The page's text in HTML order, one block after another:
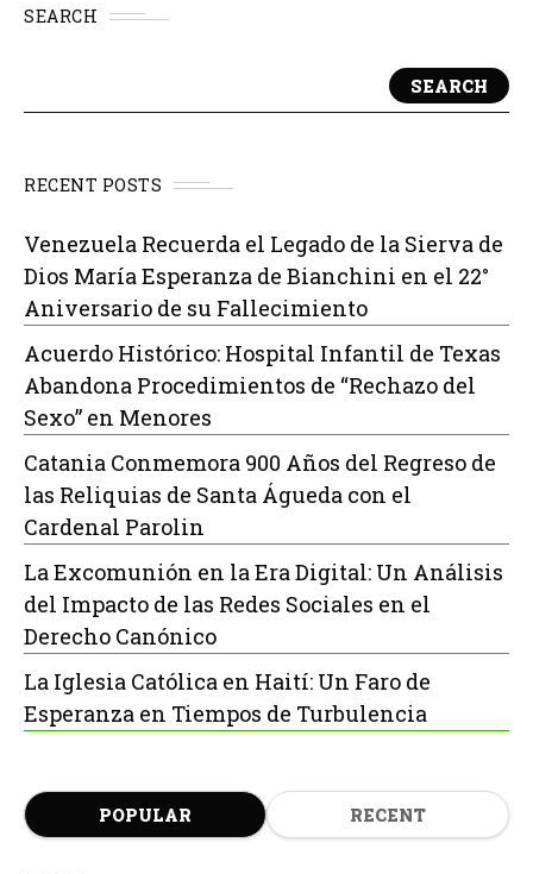
SEARCH
SEARCH
RECENT POSTS
Venezuela Recuerda el Legado de la Sierva de
Dios María Esperanza de Bianchini en el 22°
Aniversario de su Fallecimiento
Acuerdo Histórico: Hospital Infantil de Texas
Abandona Procedimientos de “Rechazo del
Sexo” en Menores
Catania Conmemora 900 Años del Regreso de
las Reliquias de Santa Águeda con el
Cardenal Parolin
La Excomunión en la Era Digital: Un Análisis
del Impacto de las Redes Sociales en el
Derecho Canónico
La Iglesia Católica en Haití: Un Faro de
Esperanza en Tiempos de Turbulencia
POPULAR RECENT